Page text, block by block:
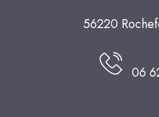
56220
06